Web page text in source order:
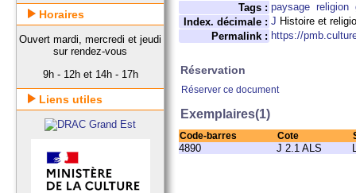
Tags : paysage religion
Index. décimale : J Histoire et
Permalink : https://
Réservation
Réserver ce document
Exemplaires(1)
Code-barres Cote
4890 J 2.1 ALS
Horaires
Ouvert mardi, mercredi et jeudi
sur rendez-vous
9h - 12h et 14h - 17h
Liens utiles